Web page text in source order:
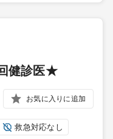
健診医★
お気に入りに追加
救急対応なし